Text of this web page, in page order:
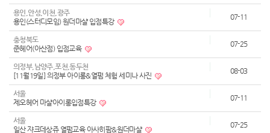
용인,안성,이천,광주
용인(스터디모임) 원더마샬 입점특강
07-11
충청북도
준헤어(아산점) 입점교육
07-25
의정부,남양주,포천,동두천
[11월19일] 의정부 아이롱&열펌 체험 세미나 사진
08-03
서울
제오헤어 마샬아이롱입점특강
07-11
서울
일산 쟈크데상쥬 열펌교육 아사히팜&원더마샬
07-25